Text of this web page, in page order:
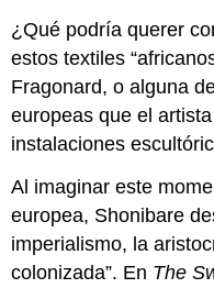
¿Qué podría querer
estos textiles
Fragonard, o alguna
europeas que el
instalaciones
Al imaginar este
europea, Shonibare
imperialismo, la
colonizada”. En The